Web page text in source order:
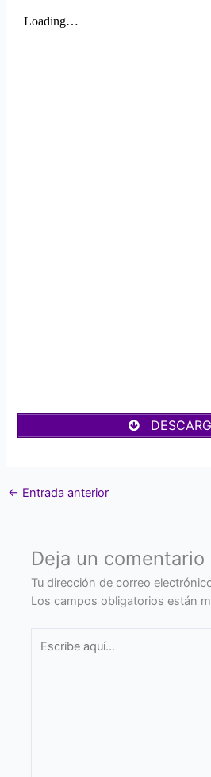
← Entrada anterior
Deja un comentario
Tu dirección de correo
Los campos obligatorios están
aquí...